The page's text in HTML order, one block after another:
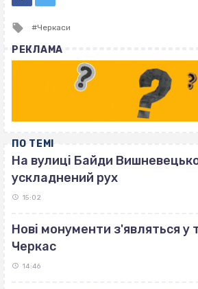
Tagged
Черкаси
РЕКЛАМА
ПО ТЕМІ
На вулиці Байди
ускладнений рух
15:02
Нові монументи з'являться у
Черкас
14:46